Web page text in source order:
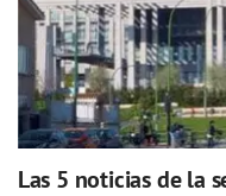
Las 5 noticias de la